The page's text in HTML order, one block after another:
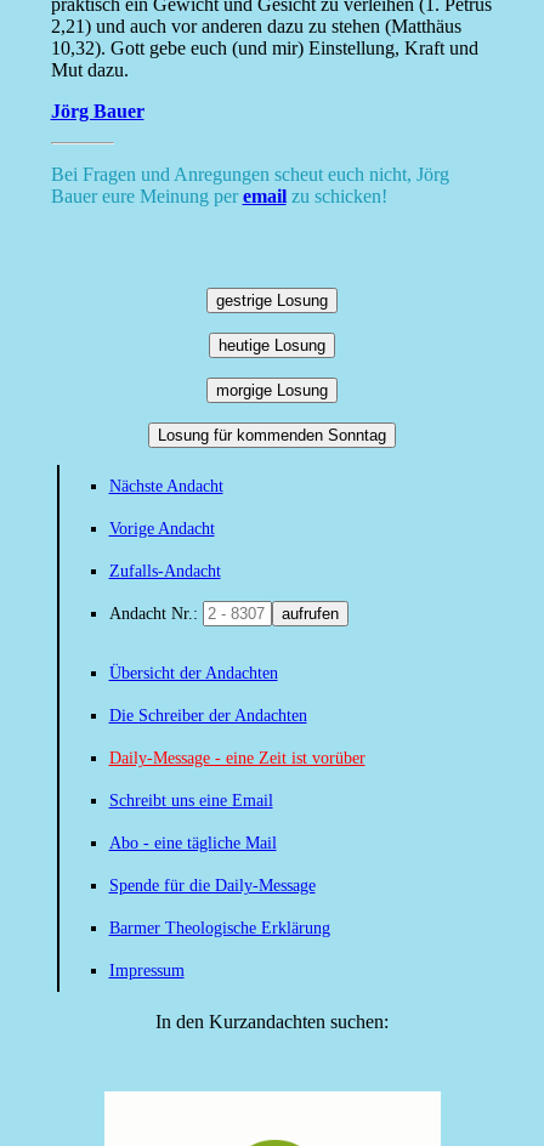
praktisch ein Gewicht und Gesicht zu verleihen (1. Petrus
2,21) und auch vor anderen dazu zu stehen (Matthäus
10,32). Gott gebe euch (und mir) Einstellung, Kraft und
Mut dazu.
Jörg Bauer
Bei Fragen und Anregungen scheut euch nicht, Jörg
Bauer eure Meinung peremailzu schicken!
gestrige Losung
heutige Losung
morgige Losung
Losung für kommenden Sonntag
Nächste Andacht
Vorige Andacht
Zufalls-Andacht
Andacht Nr.: aufrufen
Übersicht der Andachten
Die Schreiber der Andachten
Daily-Message - eine Zeit ist vorüber
Schreibt uns eine Email
Abo - eine tägliche Mail
Spende für die Daily-Message
Barmer Theologische Erklärung
Impressum
In den Kurzandachten suchen: